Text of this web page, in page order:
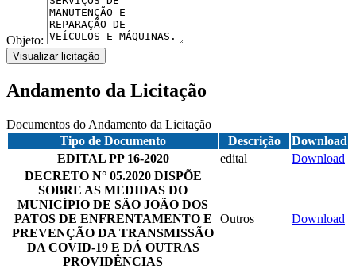
Objeto:
Visualizar licitação
Andamento da Licitação
Documentos do Andamento da Licitação
Tipo de Documento
Descrição
Download
EDITAL PP 16-2020
edital
Download
DECRETO N° 05.2020 DISPÕE
SOBRE AS MEDIDAS DO
MUNICÍPIO DE SÃO JOÃO DOS
PATOS DE ENFRENTAMENTO E
PREVENÇÃO DA TRANSMISSÃO
DA COVID-19 E DÁ OUTRAS
PROVIDÊNCIAS
Outros Download